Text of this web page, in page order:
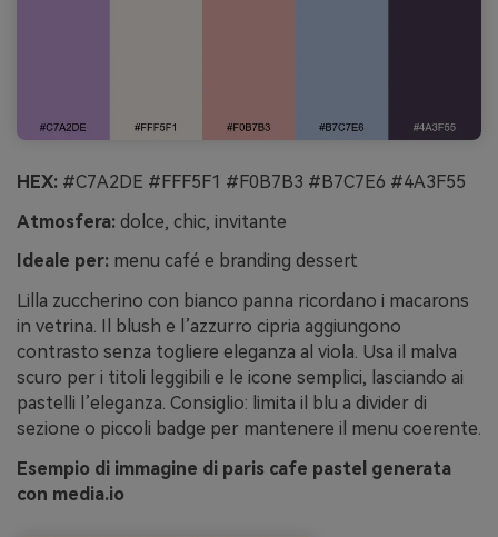
HEX: #C7A2DE #FFF5F1 #F0B7B3 #B7C7E6 #4A3F55
Atmosfera: dolce, chic, invitante
Ideale per: menu café e branding dessert
Lilla zuccherino con bianco panna ricordano i macarons
in vetrina. Il blush e l’azzurro cipria aggiungono
contrasto senza togliere eleganza al viola. Usa il malva
scuro per i titoli leggibili e le icone semplici, lasciando ai
pastelli l’eleganza. Consiglio: limita il blu a divider di
sezione o piccoli badge per mantenere il menu coerente.
Esempio di immagine di paris cafe pastel generata
con media.io